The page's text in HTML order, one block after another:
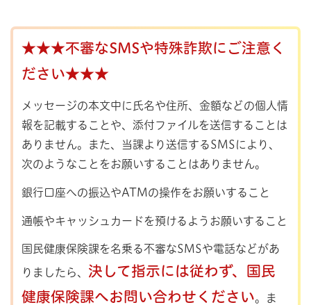
★★★不審なSMSや特殊詐欺にご注意く
ださい★★★
メッセージの本文中に氏名や住所、金額などの個人情
報を記載することや、添付ファイルを送信することは
ありません。また、当課より送信するSMSにより、
次のようなことをお願いすることはありません。
銀行口座への振込やATMの操作をお願いすること
通帳やキャッシュカードを預けるようお願いすること
国民健康保険課を名乗る不審なSMSや電話などがあ
りましたら、 決して指示には従わず、国民
健康保険課へお問い合わせください。ま